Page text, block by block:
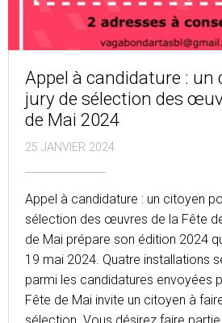
Appel à candidature : un
jury de sélection des
de Mai 2024
25 JANVIER 2024
Appel à candidature : un citoyen
sélection des œuvres de la Fête
de Mai prépare son édition 2024
19 mai 2024. Quatre installations
parmi les candidatures envoyées
Fête de Mai invite un citoyen à